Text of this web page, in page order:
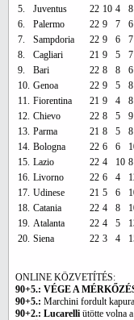
5.
Juventus 22 10 4 8
6.
Palermo 22 9 7 6
7.
Sampdoria 22 9 6 7
8.
Cagliari 21 9 5 7
9.
Bari 22 8 8 6
10. Genoa 22 9 5 8
11. Fiorentina 21 9 4 8
12. Chievo 22 8 5 9
13. Parma 21 8 5 8
14. Bologna 22 6 6
15. Lazio 22 4 10 8
16. Livorno 22 6 4
17. Udinese 21 5 6
18. Catania 22 4 8
19. Atalanta 22 4 5
20. Siena 22 3 4
ONLINE KÖZVETÍTÉS:
90+5.: VÉGE A
90+5.: Marchini fordult
90+2.: Lucarelli ütötte volna